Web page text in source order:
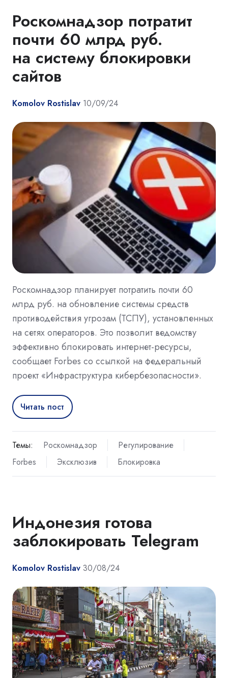
Роскомнадзор потратит
почти 60 млрд руб.
на систему блокировки
сайтов
Komolov Rostislav 10/09/24
Роскомнадзор планирует потратить почти 60
млрд руб. на обновление системы средств
противодействия угрозам (ТСПУ), установленных
на сетях операторов. Это позволит ведомству
эффективно блокировать интернет-ресурсы,
сообщает Forbes со ссылкой на федеральный
проект «Инфраструктура кибербезопасности».
Читать пост
Темы: Роскомнадзор
Регулирование
Forbes
Эксклюзив Блокировка
Индонезия готова
заблокировать Telegram
Komolov Rostislav 30/08/24